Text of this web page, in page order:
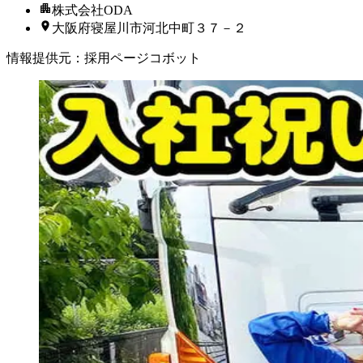
株式会社ODA
大阪府寝屋川市河北中町３７－２
情報提供元 ： 採用ページコボット